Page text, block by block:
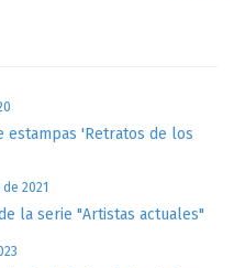
estampas 'Retratos de los
2021
la serie "Artistas actuales"